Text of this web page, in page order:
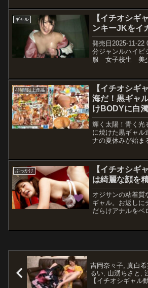
ーベルS級素人
ギャル
【イチオシギ
ンキーJKをイ
発売日2025-11-22
分ジャンルハイ
服 女子校生 美
￥200~動画観た
4時間以上作品
【イチオシギ
海だ！黒ギャ
けBODYに白
入！！映える
オイル！
輝く太陽！青く光
に焼けた黒ギャル
ナの夏休みが始ま
尻・胸・ナカのど
ー！ギンギンにイ
挿入！今夏で最も
小麦肌・ラテ肌・
るスペルマオイル
ぶっかけ
【イチオシギ
は綺麗な顔を
オジサンの粘着質
ギャル。お返しに
だらけアナルをベ
を精液で白く染め
吉岡奈々子, 真白
るい, 山湧ちさと,
【イチオシギャル